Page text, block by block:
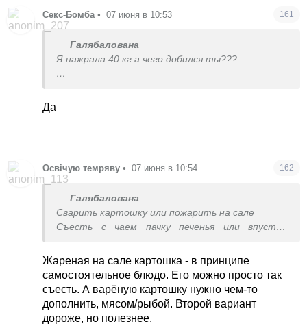
стонут, что здоровое питание - это безумно
За здоровое качественное питание
действительно надо платить. Не деньгами,
так временем. А когда нет ни того ни другого в
белка и полезных жиров. А если есть склонность
поднимать себе настроение сладким то вообще
пиши пропало. Так что, тут скорее связь
обратная. (Поглядите на фото советских
тетенек, которые на макаронах с картошкой
Секс-Бомба • 07 июня в 10:53 161
Галябалована
Я нажрала 40 кг а чего добился ты???
Да
Освічую темряву • 07 июня в 10:54 162
Галябалована
Сварить картошку или пожарить на сале
Съесть с чаем пачку печенья или впустую
И да, секс здорово влияет на жизнь
Жареная на сале картошка - в принципе
самостоятельное блюдо. Его можно просто так
съесть. А варёную картошку нужно чем-то
дополнить, мясом/рыбой. Второй вариант
дороже, но полезнее.